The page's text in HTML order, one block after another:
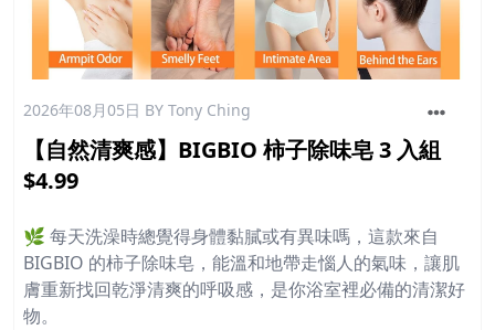
2026年08月05日 BY Tony Ching
【自然清爽感】BIGBIO 柿子除味皂 3 入組
$4.99
🌿 每天洗澡時總覺得身體黏膩或有異味嗎，這款來自
BIGBIO 的柿子除味皂，能溫和地帶走惱人的氣味，讓肌
膚重新找回乾淨清爽的呼吸感，是你浴室裡必備的清潔好
物。